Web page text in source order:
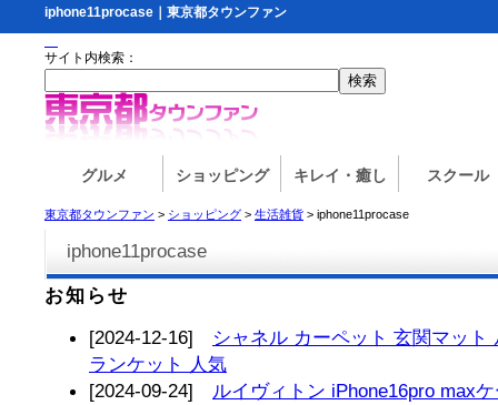
iphone11procase｜東京都タウンファン
サイト内検索：
グルメ ショッピング キレイ・癒し スクール
東京都タウンファン > ショッピング > 生活雑貨 > iphone11procase
iphone11procase
お知らせ
[2024-12-16] シャネル カーペット 玄関マット
ランケット 人気
[2024-09-24] ルイヴィトン iPhone16pro max